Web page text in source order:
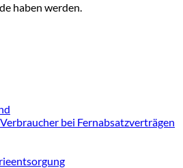
haben werden.
bei Fernabsatzverträgen